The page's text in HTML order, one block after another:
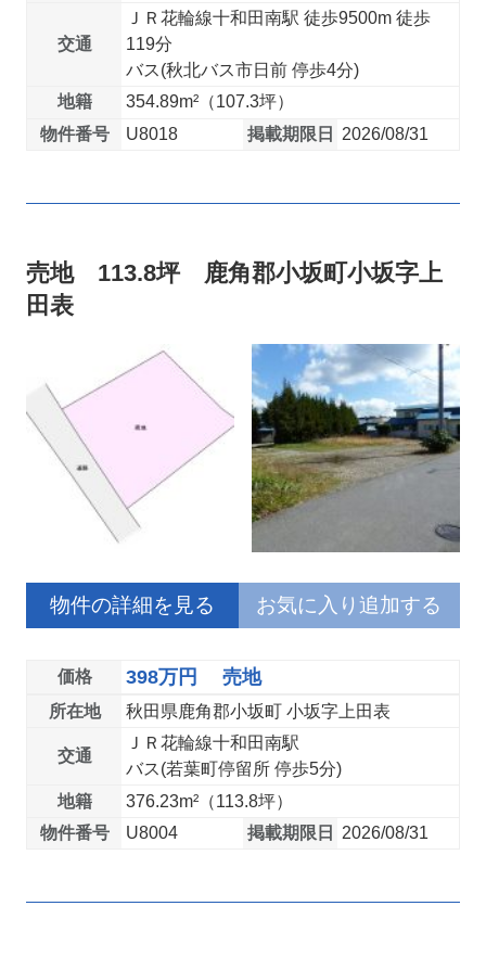
交通
ＪＲ花輪線十和田南駅 徒歩9500m 徒歩
119分
バス(秋北バス市日前 停歩4分)
地籍
354.89m²（107.3坪）
物件番号
U8018 掲載期限日 2026/08/31
売地 113.8坪 鹿角郡小坂町小坂字上
田表
物件の詳細を見る お気に入り追加する
価格 398万円 売地
所在地 秋田県鹿角郡小坂町 小坂字上田表
交通
ＪＲ花輪線十和田南駅
バス(若葉町停留所 停歩5分)
地籍
376.23m²（113.8坪）
物件番号
U8004 掲載期限日 2026/08/31